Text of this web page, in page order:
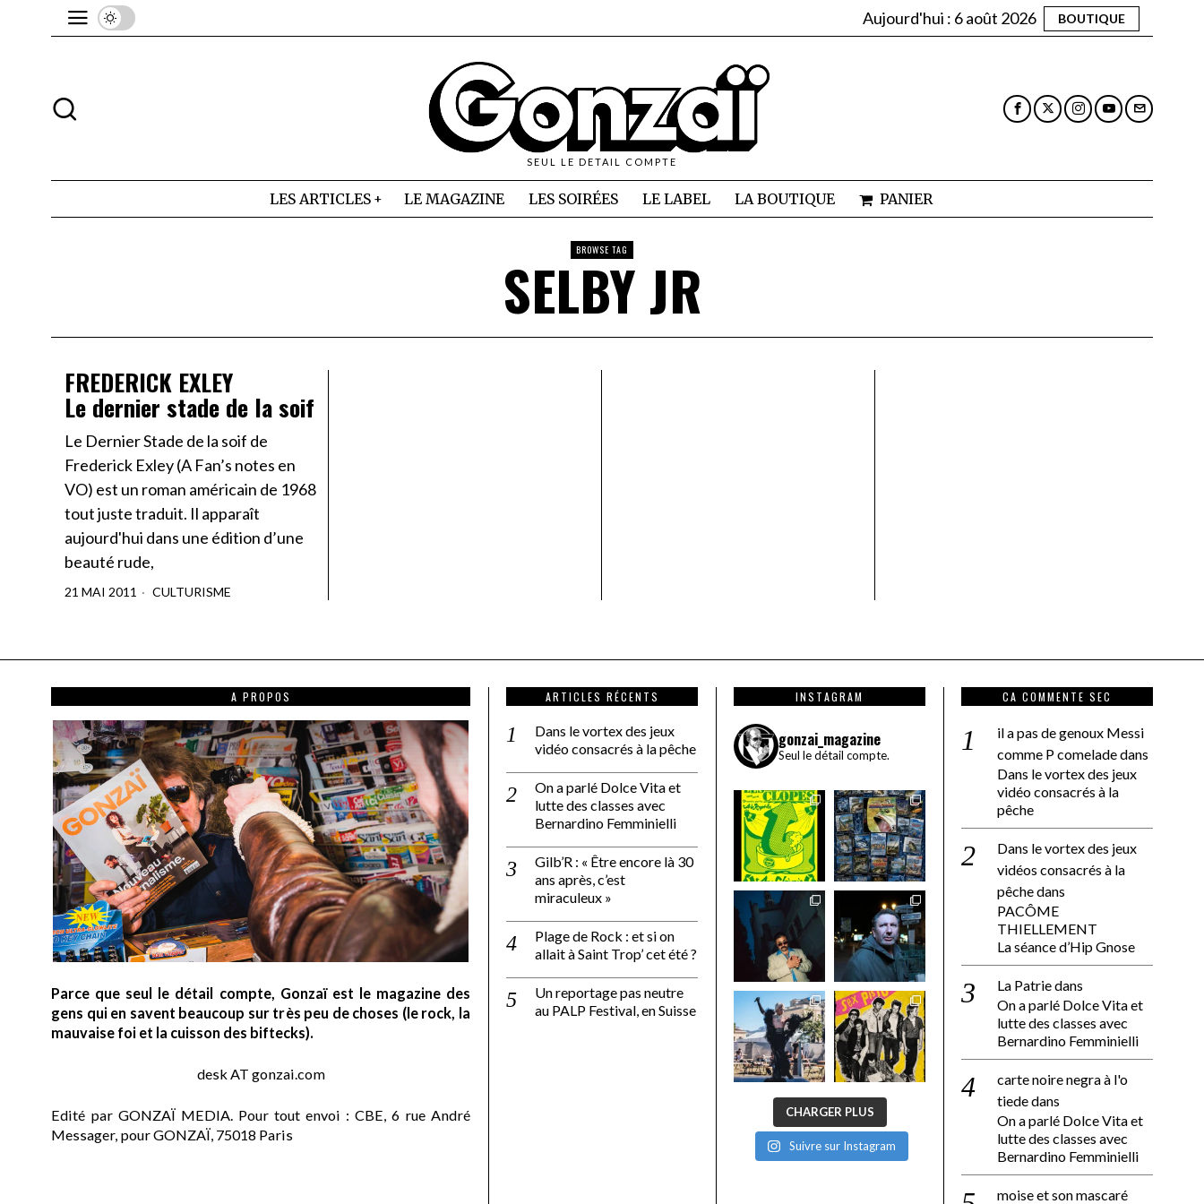
Aujourd'hui : 6 août 2026 BOUTIQUE
SEUL LE DETAIL COMPTE
LES ARTICLES LE MAGAZINE LES SOIRÉES LE LABEL LA BOUTIQUE PANIER
BROWSE TAG
SELBY JR
FREDERICK EXLEY
Le dernier stade de la soif
Le Dernier Stade de la soif de
Frederick Exley (A Fan’s notes en
VO) est un roman américain de 1968
tout juste traduit. Il apparaît
aujourd'hui dans une édition d’une
beauté rude,
21 MAI 2011 CULTURISME
A PROPOS
Parce que seul le détail compte, Gonzaï est le magazine des
gens qui en savent beaucoup sur très peu de choses (le rock, la
mauvaise foi et la cuisson des biftecks).
desk AT gonzai.com
Edité par GONZAÏ MEDIA. Pour tout envoi : CBE, 6 rue André
Messager, pour GONZAÏ, 75018 Paris
ARTICLES RÉCENTS
Dans le vortex des jeux
vidéo consacrés à la pêche
On a parlé Dolce Vita et
lutte des classes avec
Bernardino Femminielli
Gilb’R : « Être encore là 30
ans après, c’est
miraculeux »
Plage de Rock : et si on
allait à Saint Trop’ cet été ?
Un reportage pas neutre
au PALP Festival, en Suisse
INSTAGRAM
gonzai_magazine
Seul le détail compte.
CHARGER PLUS
Suivre sur Instagram
CA COMMENTE SEC
il a pas de genoux Messi
comme P comeladedans
Dans le vortex des jeux
vidéo consacrés à la
pêche
Dans le vortex des jeux
vidéos consacrés à la
pêchedans
PACÔME
THIELLEMENT
La séance d’Hip Gnose
La Patriedans
On a parlé Dolce Vita et
lutte des classes avec
Bernardino Femminielli
carte noire negra à l'o
tiededans
On a parlé Dolce Vita et
lutte des classes avec
Bernardino Femminielli
moise et son mascaré